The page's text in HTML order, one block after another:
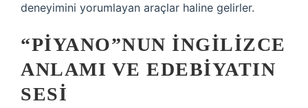
deneyimini yorumlayan araçlar haline gelirler.
“PIYANO”NUN İNGILIZCE
ANLAMI VE EDEBIYATIN
SESI